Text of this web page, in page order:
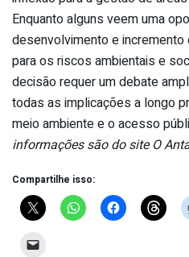
Enquanto alguns veem uma
desenvolvimento e
para os riscos ambientais e
decisão requer um debate
todas as implicações a longo
meio ambiente e o acesso
informações são do site O
Compartilhe isso: